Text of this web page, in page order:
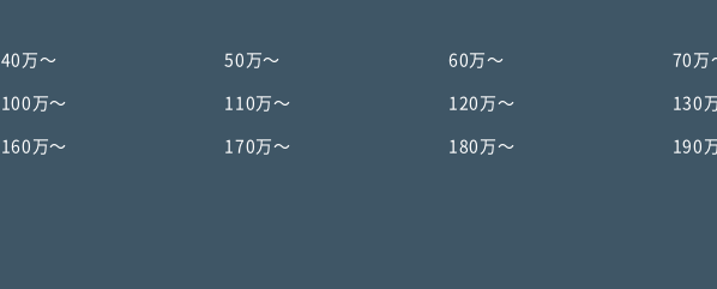
40万〜 50万〜 60万〜 70万
100万〜 110万〜 120万〜 130
160万〜 170万〜 180万〜 190